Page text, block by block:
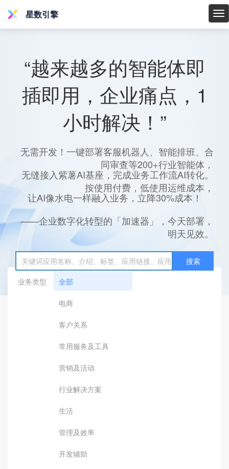
星
星数引擎
“越来越多的智能体即
插即用，企业痛点，1
小时解决！”
无需开发！一键部署客服机器人、智能排班、合
同审查等200+行业智能体，
无缝接入紫薯AI基座，完成业务工作流AI转化。
按使用付费，低使用运维成本，
让AI像水电一样融入业务，立降30%成本！
——企业数字化转型的「加速器」，今天部署，
明天见效。
搜索
业务类型
全部
电商
客户关系
常用服务及工具
营销及活动
行业解决方案
生活
管理及效率
开发辅助